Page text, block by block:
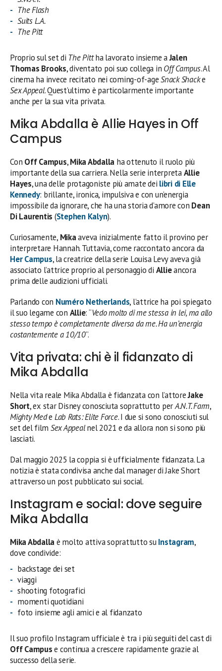
The Flash
Suits L.A.
The Pitt
Proprio sul set di The Pittha lavorato insieme aJalen
Thomas Brooks, diventato poi suo collega in Off Campus. Al
cinema ha invece recitato nei coming-of-ageSnack Shacke
Sex Appeal. Quest’ultimo è particolarmente importante
anche per la sua vita privata.
Mika Abdalla è Allie Hayes in Off
Campus
Con Off Campus,Mika Abdalla ha ottenuto il ruolo più
importante della sua carriera. Nella serie interpretaAllie
Hayes, una delle protagoniste più amate dei libri di Elle
Kennedy: brillante, ironica, impulsiva e con un’energia
impossibile da ignorare, che ha una storia d’amore con Dean
Di Laurentis (Stephen Kalyn).
Curiosamente, Mikaaveva inizialmente fatto il provino per
interpretare Hannah. Tuttavia, come raccontato ancora da
Her Campus, la creatrice della serie Louisa Levy aveva già
associato l’attrice proprio al personaggio di Allieancora
prima delle audizioni ufficiali.
Parlando con Numéro Netherlands, l’attrice ha poi spiegato
il suo legame con Allie: “Vedo molto di me stessa in lei, ma allo
stesso tempo è completamente diversa da me. Ha un’energia
costantemente a 10/10”.
Vita privata: chi è il fidanzato di
Mika Abdalla
Nella vita reale Mika Abdalla è fidanzata con l’attoreJake
Short, ex star Disney conosciuta soprattutto perA.N.T. Farm,
Mighty Mede Lab Rats: Elite Force. I due si sono conosciuti sul
set del film Sex Appealnel 2021 e da allora non si sono più
lasciati.
Dal maggio 2025 la coppia si è ufficialmente fidanzata. La
notizia è stata condivisa anche dal manager di Jake Short
attraverso un post pubblicato sui social.
Instagram e social: dove seguire
Mika Abdalla
Mika Abdallaè molto attiva soprattutto suInstagram,
dove condivide:
backstage dei set
viaggi
shooting fotografici
momenti quotidiani
foto insieme agli amici e al fidanzato
Il suo profilo Instagram ufficiale è tra i più seguiti del cast di
Off Campuse continua a crescere rapidamente grazie al
successo della serie.